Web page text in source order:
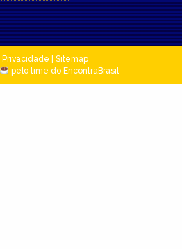
Privacidade
Sitemap
pelo time do EncontraBrasil